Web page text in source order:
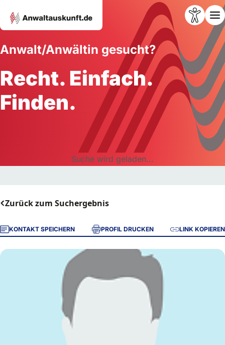
Anwalt/Anwältin gesucht?
Recht. Einfach.
Finden.
Suche wird geladen...
Zurück zum Suchergebnis
KONTAKT SPEICHERN PROFIL DRUCKEN LINK KOPIEREN